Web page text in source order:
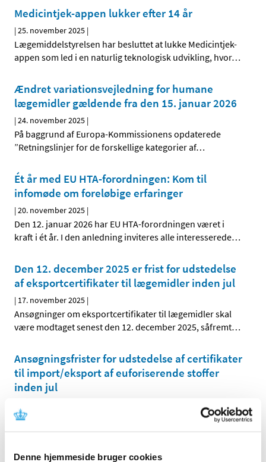
Denne hjemmeside bruger cookies
Medicintjek-appen lukker efter 14 år
|25. november 2025 |
Lægemiddelstyrelsen har besluttet at lukke Medicintjek-
appen som led i en naturlig teknologisk udvikling, hvor…
Ændret variationsvejledning for humane
lægemidler gældende fra den 15. januar 2026
|24. november 2025 |
På baggrund af Europa-Kommissionens opdaterede
”Retningslinjer for de forskellige kategorier af…
Ét år med EU HTA-forordningen: Kom til
infomøde om foreløbige erfaringer
|20. november 2025 |
Den 12. januar 2026 har EU HTA-forordningen været i
kraft i ét år. I den anledning inviteres alle interesserede…
Den 12. december 2025 er frist for udstedelse
af eksportcertifikater til lægemidler inden jul
| 17. november 2025 |
Ansøgninger om eksportcertifikater til lægemidler skal
være modtaget senest den 12. december 2025, såfremt…
Ansøgningsfrister for udstedelse af certifikater
til import/eksport af euforiserende stoffer
inden jul
Ansøgninger om import/eksport certifikater, som
modtages via NDS Web, skal være modtaget senest den…